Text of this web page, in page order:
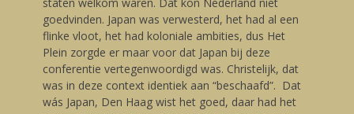
goedvinden. Japan was verwesterd, het had al een
flinke vloot, het had koloniale ambities, dus Het
Plein zorgde er maar voor dat Japan bij deze
conferentie vertegenwoordigd was. Christelijk, dat
was in deze context identiek aan “beschaafd”. Dat
wás Japan, Den Haag wist het goed, daar had het